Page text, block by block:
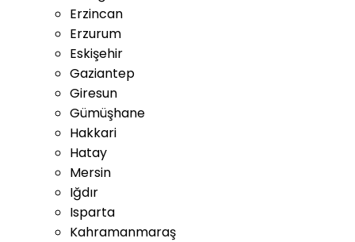
Erzincan
Erzurum
Eskişehir
Gaziantep
Giresun
Gümüşhane
Hakkari
Hatay
Mersin
Iğdır
Isparta
Kahramanmaraş